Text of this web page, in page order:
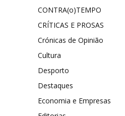
CONTRA(o)TEMPO
CRÍTICAS E PROSAS
Crónicas de Opinião
Cultura
Desporto
Destaques
Economia e Empresas